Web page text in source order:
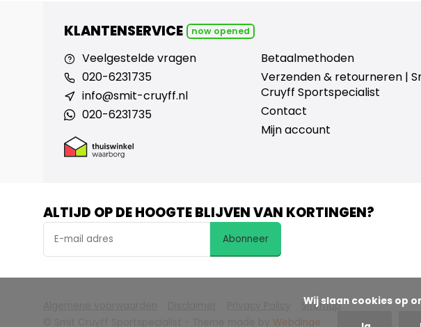
KLANTENSERVICE now opened
Veelgestelde vragen
020-6231735
info@smit-cruyff.nl
020-6231735
Betaalmethoden
Verzenden & retourneren |
Cruyff Sportspecialist
Contact
Mijn account
ALTIJD OP DE HOOGTE BLIJVEN VAN KORTINGEN?
Abonneer
Sitemap
Webdinge